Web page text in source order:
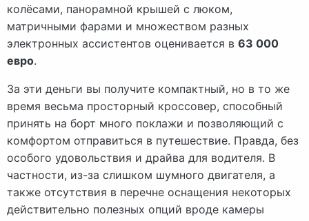
колёсами, панорамной крышей с люком,
матричными фарами и множеством разных
электронных ассистентов оценивается в 63 000
евро.
За эти деньги вы получите компактный, но в то же
время весьма просторный кроссовер, способный
принять на борт много поклажи и позволяющий с
комфортом отправиться в путешествие. Правда, без
особого удовольствия и драйва для водителя. В
частности, из-за слишком шумного двигателя, а
также отсутствия в перечне оснащения некоторых
действительно полезных опций вроде камеры